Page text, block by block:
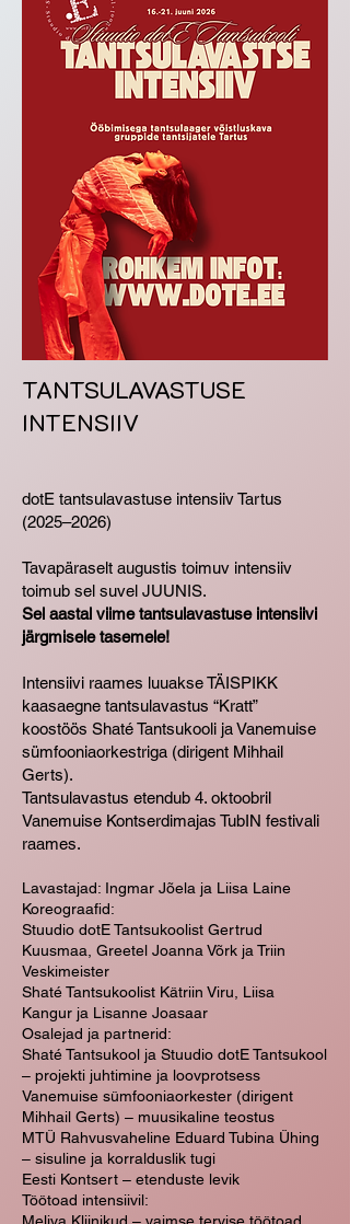
TANTSULAVASTUSE
INTENSIIV
dotE tantsulavastuse intensiiv Tartus
(2025–2026)
Tavapäraselt augustis toimuv intensiiv
toimub sel suvel JUUNIS.
Sel aastal viime tantsulavastuse intensiivi
järgmisele tasemele!
Intensiivi raames luuakse TÄISPIKK
kaasaegne tantsulavastus “Kratt”
koostöös Shaté Tantsukooli ja Vanemuise
sümfooniaorkestriga (dirigent Mihhail
Gerts).
Tantsulavastus etendub 4. oktoobril
Vanemuise Kontserdimajas TubIN festivali
raames.
Lavastajad: Ingmar Jõela ja Liisa Laine
Koreograafid:
Stuudio dotE Tantsukoolist Gertrud
Kuusmaa, Greetel Joanna Võrk ja Triin
Veskimeister
Shaté Tantsukoolist Kätriin Viru, Liisa
Kangur ja Lisanne Joasaar
Osalejad ja partnerid:
Shaté Tantsukool ja Stuudio dotE Tantsukool
– projekti juhtimine ja loovprotsess
Vanemuise sümfooniaorkester (dirigent
Mihhail Gerts) – muusikaline teostus
MTÜ Rahvusvaheline Eduard Tubina Ühing
– sisuline ja korralduslik tugi
Eesti Kontsert – etenduste levik
Töötoad intensiivil: